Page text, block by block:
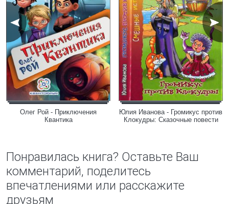
Олег Рой - Приключения
Квантика
Юлия Иванова - Громикус против
Клокудры: Сказочные повести
Понравилась книга? Оставьте Ваш
комментарий, поделитесь
впечатлениями или расскажите
друзьям